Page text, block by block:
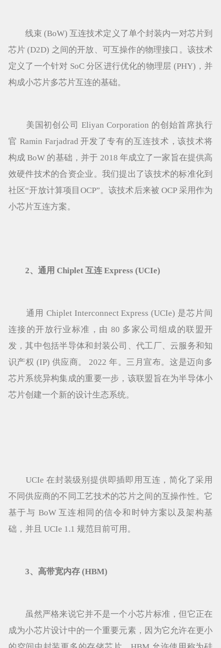
线束 (BoW) 互连技术定义了单个封装内一对芯片到
芯片 (D2D) 之间的开放、可互操作的物理接口。该技术
定义了一个针对 SoC 分区进行优化的物理层 (PHY)，并
构成小芯片多芯片互连的基础。
美国初创公司 Eliyan Corporation 的创始首席执行
官 Ramin Farjadrad 开发了专有的互连技术，该技术将
构成 BoW 的基础，并于 2018 年成立了一家旨在提供高
效硬件技术的合资企业。我们提出了该技术的标准化到
社区“开放计算项目OCP”。该技术后来被 OCP 采用作为
小芯片互连方案。
2、通用 Chiplet 互连 Express (UCIe)
通用 Chiplet Interconnect Express (UCIe) 是芯片间
连接的开放行业标准，由 80 多家公司组成的联盟开
发，其中包括半导体和封装公司、代工厂、云服务和知
识产权 (IP) 供应商。 2022 年。三月宣布。这是迈向多
芯片系统异构集成的重要一步，该联盟旨在为半导体小
芯片创建一个新的设计生态系统。
UCIe 在封装级别提供即插即用互连，简化了采用
不同供应商的不同工艺技术的芯片之间的互操作性。它
基于与 BoW 互连相同的信令和时钟方案以及架构基
础，并且 UCIe 1.1 规范目前可用。
3、高带宽内存 (HBM)
虽然严格来说它并不是一个小芯片标准，但它正在
成为小芯片设计中的一个重要元素，因为它允许在更小